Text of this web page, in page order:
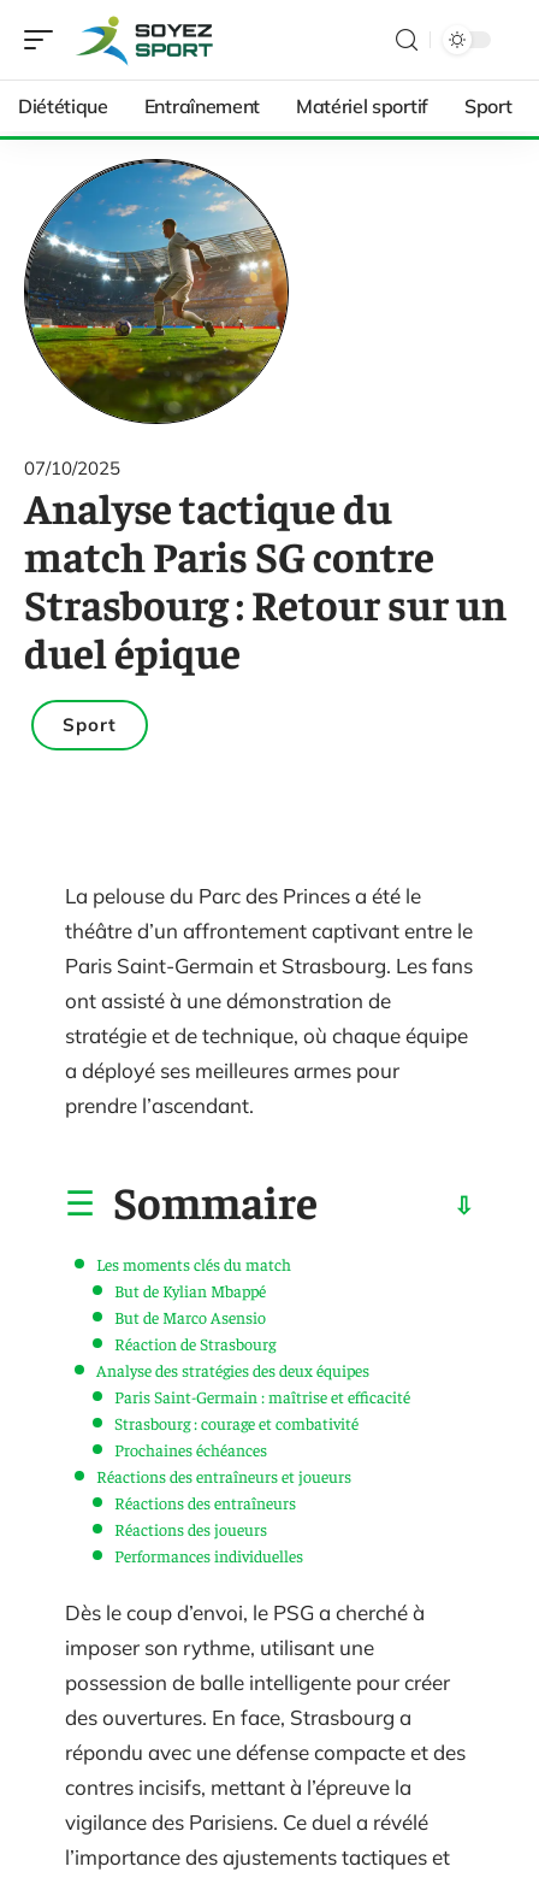
Diététique Entraînement Matériel sportif Sport
07/10/2025
Analyse tactique du
match Paris SG contre
Strasbourg : Retour sur un
duel épique
Sport
La pelouse du Parc des Princes a été le
théâtre d’un affrontement captivant entre le
Paris Saint-Germain et Strasbourg. Les fans
ont assisté à une démonstration de
stratégie et de technique, où chaque équipe
a déployé ses meilleures armes pour
prendre l’ascendant.
Sommaire
Les moments clés du match
But de Kylian Mbappé
But de Marco Asensio
Réaction de Strasbourg
Analyse des stratégies des deux équipes
Paris Saint-Germain : maîtrise et efficacité
Strasbourg : courage et combativité
Prochaines échéances
Réactions des entraîneurs et joueurs
Réactions des entraîneurs
Réactions des joueurs
Performances individuelles
Dès le coup d’envoi, le PSG a cherché à
imposer son rythme, utilisant une
possession de balle intelligente pour créer
des ouvertures. En face, Strasbourg a
répondu avec une défense compacte et des
contres incisifs, mettant à l’épreuve la
vigilance des Parisiens. Ce duel a révélé
l’importance des ajustements tactiques et